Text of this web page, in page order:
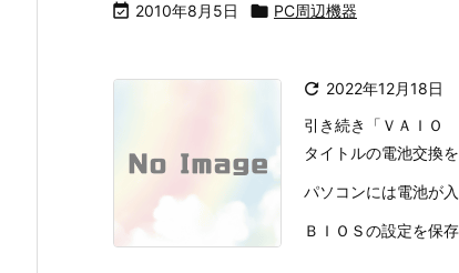
 2010年8月5日  PC周辺機器
 2022年12月18日
引き続き「ＶＡＩＯ
タイトルの電池交換
パソコンには電池が
ＢＩＯＳの設定を保